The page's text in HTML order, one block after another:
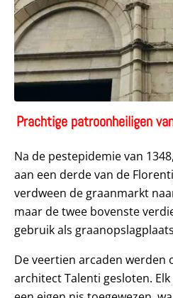
Prachtige patroonheiligen
Na de pestepidemie van
aan een derde van de
verdween de graanmarkt
maar de twee bovenste
gebruik als
De veertien arcaden werden
architect Talenti gesloten.